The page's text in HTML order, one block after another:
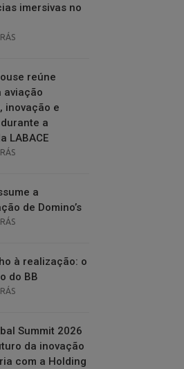
imersivas no
reúne
aviação
inovação e
a
LABACE
a
de Domino’s
à realização: o
do BB
Summit 2026
da inovação
com a Holding